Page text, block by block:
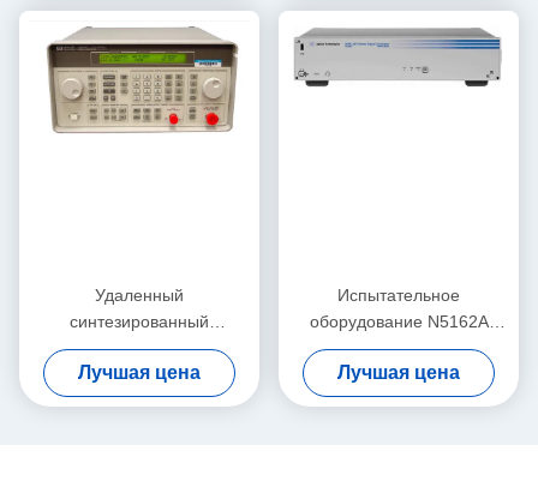
Удаленный
синтезированный
генератор сигналов
Keysight Agilent 8648B
9kHz-2000MHz RF
Лучшая цена
Испытательное
оборудование N5162A
MXG генератора сигналов
радиочастоты Keysight
Agilent СЪЕЛО
Лучшая цена